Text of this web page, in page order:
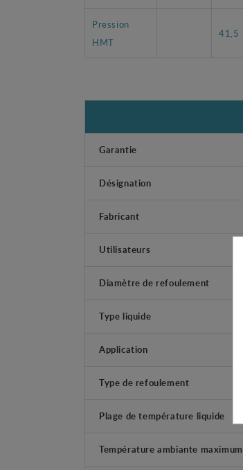
Pression
HMT
41,5
Garantie
Désignation
Fabricant
Utilisateurs
Diamètre de refoulement
Type liquide
Application
Type de refoulement
Plage de température liquide
Température ambiante maximum